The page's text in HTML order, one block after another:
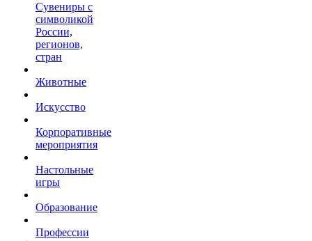
Сувениры с
символикой
России,
регионов,
стран
Животные
Искусство
Корпоративные
мероприятия
Настольные
игры
Образование
Профессии